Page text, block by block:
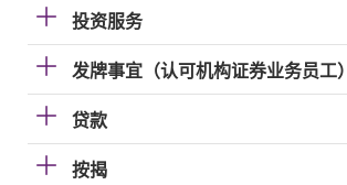
投资服务
发牌事宜（认可机构证券业务员工）
贷款
按揭